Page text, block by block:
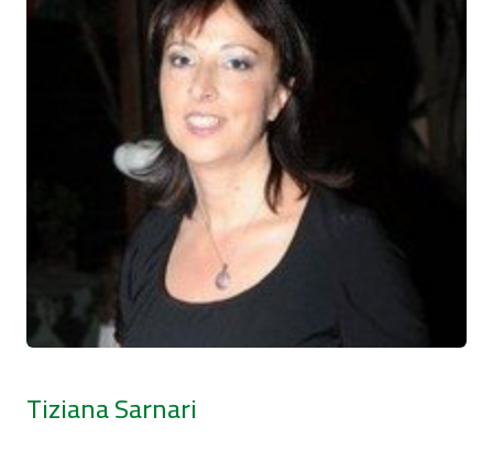
Tiziana Sarnari